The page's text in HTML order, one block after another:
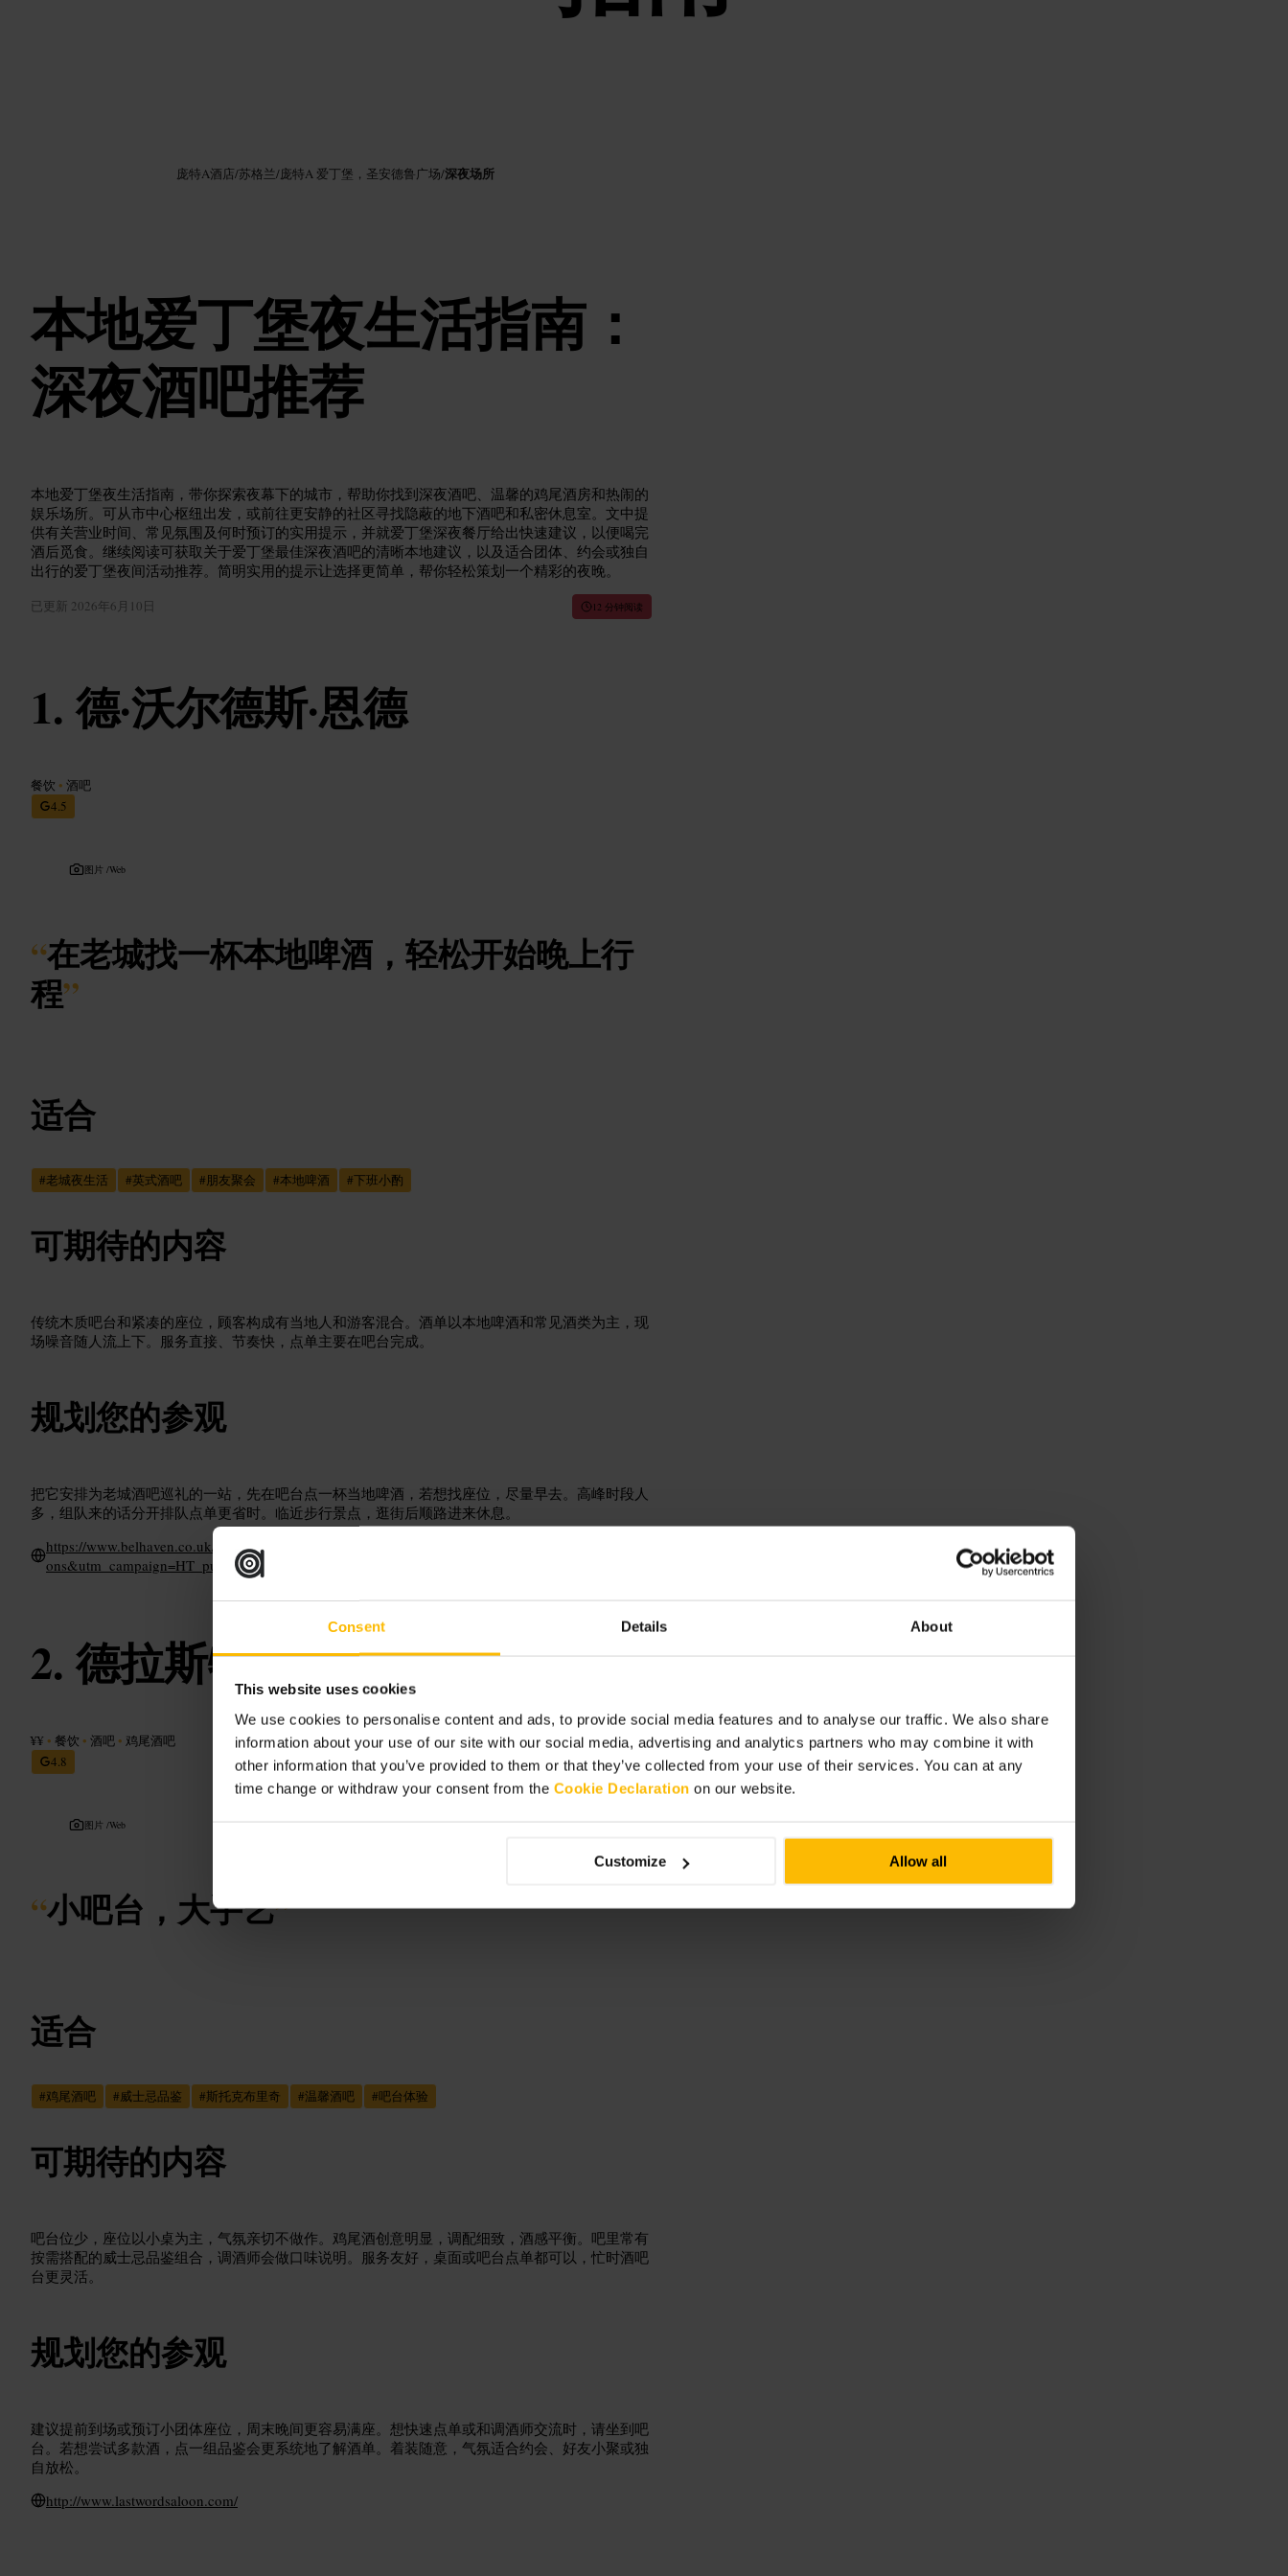
Consent Details About
This website uses cookies
We use cookies to personalise content and ads, to provide social media features and to analyse our traffic. We also share
information about your use of our site with our social media, advertising and analytics partners who may combine it with
other information that you’ve provided to them or that they’ve collected from your use of their services. You can at any
time change or withdraw your consent from the Cookie Declaration on our website.
Customize Allow all
庞特A酒店/苏格兰/庞特A 爱丁堡，圣安德鲁广场/深夜场所
本地爱丁堡夜生活指南：
深夜酒吧推荐
本地爱丁堡夜生活指南，带你探索夜幕下的城市，帮助你找到深夜酒吧、温馨的鸡尾酒房和热闹的
娱乐场所。可从市中心枢纽出发，或前往更安静的社区寻找隐蔽的地下酒吧和私密休息室。文中提
供有关营业时间、常见氛围及何时预订的实用提示，并就爱丁堡深夜餐厅给出快速建议，以便喝完
酒后觅食。继续阅读可获取关于爱丁堡最佳深夜酒吧的清晰本地建议，以及适合团体、约会或独自
出行的爱丁堡夜间活动推荐。简明实用的提示让选择更简单，帮你轻松策划一个精彩的夜晚。
已更新 2026年6月10日 12 分钟阅读
德·沃尔德斯·恩德
餐饮 • 酒吧
4.5
图片 /Web
“在老城找一杯本地啤酒，轻松开始晚上行
程”
适合
#老城夜生活 #英式酒吧 #朋友聚会 #本地啤酒 #下班小酌
可期待的内容
传统木质吧台和紧凑的座位，顾客构成有当地人和游客混合。酒单以本地啤酒和常见酒类为主，现
场噪音随人流上下。服务直接、节奏快，点单主要在吧台完成。
规划您的参观
把它安排为老城酒吧巡礼的一站，先在吧台点一杯当地啤酒，若想找座位，尽量早去。高峰时段人
多，组队来的话分开排队点单更省时。临近步行景点，逛街后顺路进来休息。
https://www.belhaven.co.uk/pubs/edinburgh/worlds-end?utm_source=g_places&utm_medium=locati
ons&utm_campaign=HT_pubpage
德拉斯特·沃德
¥¥ • 餐饮 • 酒吧 • 鸡尾酒吧
4.8
图片 /Web
“小吧台，大手艺”
适合
#鸡尾酒吧 #威士忌品鉴 #斯托克布里奇 #温馨酒吧 #吧台体验
可期待的内容
吧台位少，座位以小桌为主，气氛亲切不做作。鸡尾酒创意明显，调配细致，酒感平衡。吧里常有
按需搭配的威士忌品鉴组合，调酒师会做口味说明。服务友好，桌面或吧台点单都可以，忙时酒吧
台更灵活。
规划您的参观
建议提前到场或预订小团体座位，周末晚间更容易满座。想快速点单或和调酒师交流时，请坐到吧
台。若想尝试多款酒，点一组品鉴会更系统地了解酒单。着装随意，气氛适合约会、好友小聚或独
自放松。
http://www.lastwordsaloon.com/